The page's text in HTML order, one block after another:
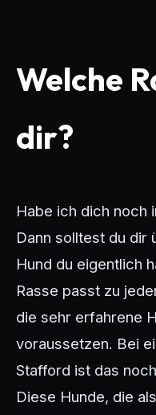
Welche
dir?
Habe ich dich noch
Dann solltest du dir
Hund du eigentlich
Rasse passt zu
die sehr erfahrene
voraussetzen. Bei
Stafford ist das
Diese Hunde, die